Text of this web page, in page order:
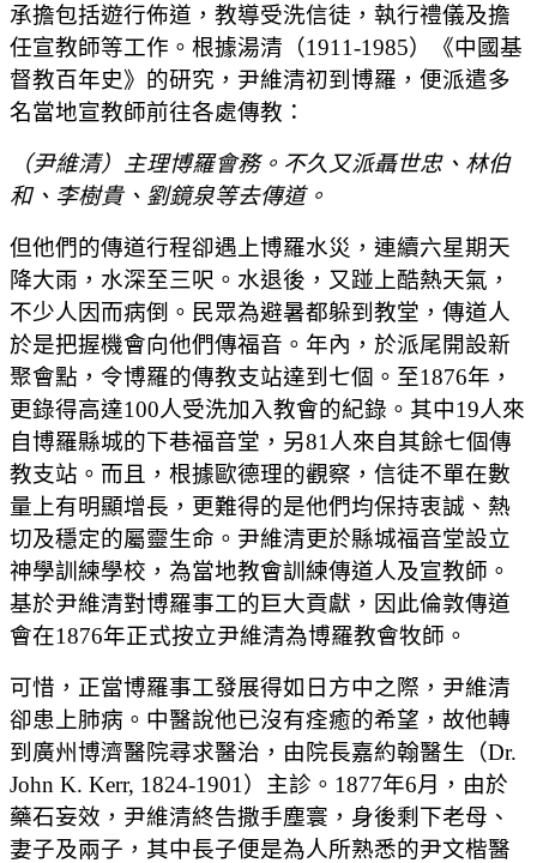
承擔包括遊行佈道，教導受洗信徒，執行禮儀及擔
任宣教師等工作。根據湯清（1911-1985）《中國基
督教百年史》的研究，尹維清初到博羅，便派遣多
名當地宣教師前往各處傳教：
（尹維清）主理博羅會務。不久又派聶世忠、林伯
和、李樹貴、劉鏡泉等去傳道。
但他們的傳道行程卻遇上博羅水災，連續六星期天
降大雨，水深至三呎。水退後，又踫上酷熱天氣，
不少人因而病倒。民眾為避暑都躲到教堂，傳道人
於是把握機會向他們傳福音。年內，於派尾開設新
聚會點，令博羅的傳教支站達到七個。至1876年，
更錄得高達100人受洗加入教會的紀錄。其中19人來
自博羅縣城的下巷福音堂，另81人來自其餘七個傳
教支站。而且，根據歐德理的觀察，信徒不單在數
量上有明顯增長，更難得的是他們均保持衷誠、熱
切及穩定的屬靈生命。尹維清更於縣城福音堂設立
神學訓練學校，為當地教會訓練傳道人及宣教師。
基於尹維清對博羅事工的巨大貢獻，因此倫敦傳道
會在1876年正式按立尹維清為博羅教會牧師。
可惜，正當博羅事工發展得如日方中之際，尹維清
卻患上肺病。中醫說他已沒有痊癒的希望，故他轉
到廣州博濟醫院尋求醫治，由院長嘉約翰醫生（Dr.
John K. Kerr, 1824-1901）主診。1877年6月，由於
藥石妄效，尹維清終告撒手塵寰，身後剩下老母、
妻子及兩子，其中長子便是為人所熟悉的尹文楷醫